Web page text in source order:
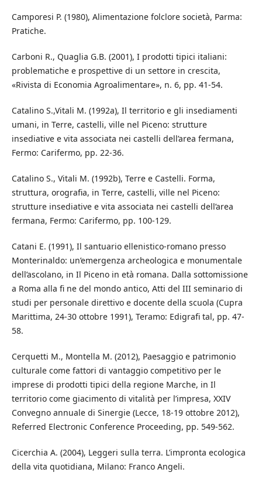
Camporesi P. (1980), Alimentazione folclore società, Parma:
Pratiche.
Carboni R., Quaglia G.B. (2001), I prodotti tipici italiani:
problematiche e prospettive di un settore in crescita,
«Rivista di Economia Agroalimentare», n. 6, pp. 41-54.
Catalino S.,Vitali M. (1992a), Il territorio e gli insediamenti
umani, in Terre, castelli, ville nel Piceno: strutture
insediative e vita associata nei castelli dell’area fermana,
Fermo: Carifermo, pp. 22-36.
Catalino S., Vitali M. (1992b), Terre e Castelli. Forma,
struttura, orografia, in Terre, castelli, ville nel Piceno:
strutture insediative e vita associata nei castelli dell’area
fermana, Fermo: Carifermo, pp. 100-129.
Catani E. (1991), Il santuario ellenistico-romano presso
Monterinaldo: un’emergenza archeologica e monumentale
dell’ascolano, in Il Piceno in età romana. Dalla sottomissione
a Roma alla fi ne del mondo antico, Atti del III seminario di
studi per personale direttivo e docente della scuola (Cupra
Marittima, 24-30 ottobre 1991), Teramo: Edigrafi tal, pp. 47-
58.
Cerquetti M., Montella M. (2012), Paesaggio e patrimonio
culturale come fattori di vantaggio competitivo per le
imprese di prodotti tipici della regione Marche, in Il
territorio come giacimento di vitalità per l’impresa, XXIV
Convegno annuale di Sinergie (Lecce, 18-19 ottobre 2012),
Referred Electronic Conference Proceeding, pp. 549-562.
Cicerchia A. (2004), Leggeri sulla terra. L’impronta ecologica
della vita quotidiana, Milano: Franco Angeli.